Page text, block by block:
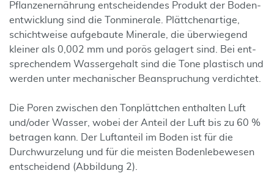
Pflanzenernährung entscheidendes Produkt der Boden­
entwicklung sind die Tonminerale. Plättchenartige,
schichtweise aufgebaute Minerale, die überwiegend
kleiner als 0,002 mm und porös gelagert sind. Bei ent­
sprechendem Wasser­gehalt sind die Tone plastisch und
werden unter mechanischer Beanspruchung verdichtet.
Die Poren zwischen den Tonplättchen enthalten Luft
und/oder Wasser, wobei der Anteil der Luft bis zu 60 %
betragen kann. Der Luftanteil im Boden ist für die
Durchwurzelung und für die meisten Bodenlebewesen
entscheidend (Abbildung 2).